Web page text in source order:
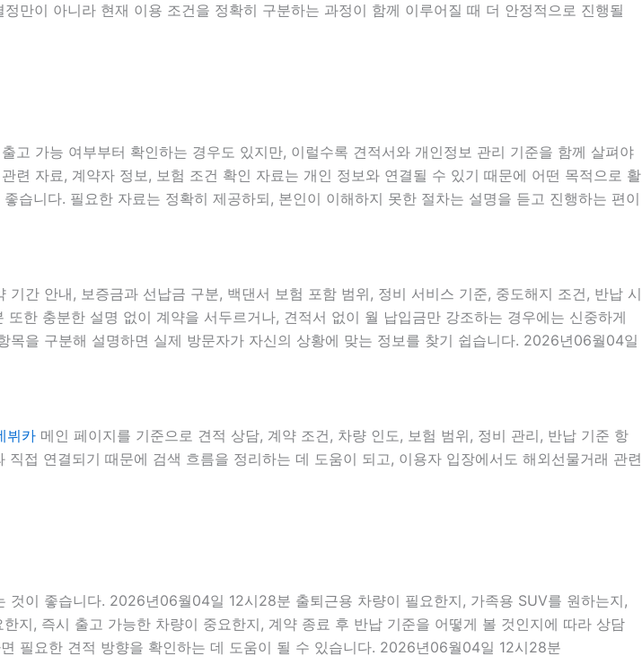
이 아니라 현재 이용 조건을 정확히 구분하는 과정이 함께 이루어질 때 더 안정적으로 진행될
가능 여부부터 확인하는 경우도 있지만, 이럴수록 견적서와 개인정보 관리 기준을 함께 살펴야
자료, 계약자 정보, 보험 조건 확인 자료는 개인 정보와 연결될 수 있기 때문에 어떤 목적으로 활
습니다. 필요한 자료는 정확히 제공하되, 본인이 이해하지 못한 절차는 설명을 듣고 진행하는 편이
간 안내, 보증금과 선납금 구분, 백댄서 보험 포함 범위, 정비 서비스 기준, 중도해지 조건, 반납 시
한 충분한 설명 없이 계약을 서두르거나, 견적서 없이 월 납입금만 강조하는 경우에는 신중하게
을 구분해 설명하면 실제 방문자가 자신의 상황에 맞는 정보를 찾기 쉽습니다. 2026년06월04일
뷔카 메인 페이지를 기준으로 견적 상담, 계약 조건, 차량 인도, 보험 범위, 정비 관리, 반납 기준 항
접 연결되기 때문에 검색 흐름을 정리하는 데 도움이 되고, 이용자 입장에서도 해외선물거래 관련
이 좋습니다. 2026년06월04일 12시28분 출퇴근용 차량이 필요한지, 가족용 SUV를 원하는지,
지, 즉시 출고 가능한 차량이 중요한지, 계약 종료 후 반납 기준을 어떻게 볼 것인지에 따라 상담
필요한 견적 방향을 확인하는 데 도움이 될 수 있습니다. 2026년06월04일 12시28분